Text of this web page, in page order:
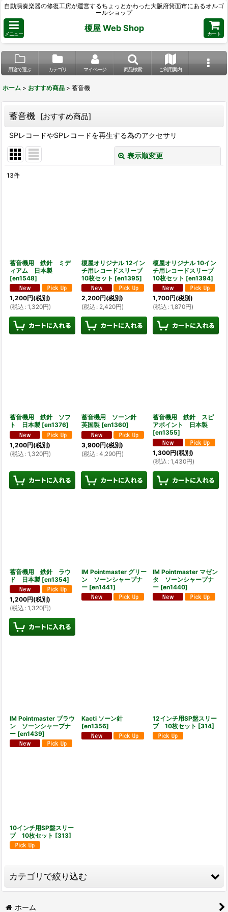
自動演奏楽器の修復工房が運営するちょっとかわった大阪府箕面市にあるオルゴ
ールショップ
メニュー
榎屋 Web Shop
カート
用途で選ぶ カテゴリ マイページ 商品検索 ご利用案内
ホーム > おすすめ商品 > 蓄音機
蓄音機 [おすすめ商品]
SPレコードやSPレコードを再生する為のアクセサリ
表示順変更
絞り込む
13件
蓄音機用 鉄針 ミデ
ィアム 日本製
[en1548]
1,200円(税別)
(税込 : 1,320円)
榎屋オリジナル 12イン
チ用レコードスリーブ
10枚セット [en1395]
2,200円(税別)
(税込 : 2,420円)
榎屋オリジナル 10イン
チ用レコードスリーブ
10枚セット [en1394]
1,700円(税別)
(税込 : 1,870円)
蓄音機用 鉄針 ソフ
ト 日本製 [en1376]
1,200円(税別)
(税込 : 1,320円)
蓄音機用 ソーン針
英国製 [en1360]
3,900円(税別)
(税込 : 4,290円)
蓄音機用 鉄針 スピ
アポイント 日本製
[en1355]
1,300円(税別)
(税込 : 1,430円)
蓄音機用 鉄針 ラウ
ド 日本製 [en1354]
1,200円(税別)
(税込 : 1,320円)
IM Pointmaster グリー
ン ソーンシャープナ
ー [en1441]
IM Pointmaster マゼン
タ ソーンシャープナ
ー [en1440]
IM Pointmaster ブラウ
ン ソーンシャープナ
ー [en1439]
Kacti ソーン針
[en1356]
12インチ用SP盤スリー
ブ 10枚セット [314]
10インチ用SP盤スリー
ブ 10枚セット [313]
カテゴリで絞り込む
蓄音機 (全商品)
ホーム